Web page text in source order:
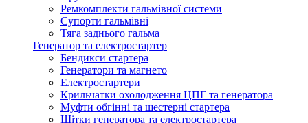
Ремкомплекти гальмівної системи
Супорти гальмівні
Тяга заднього гальма
Генератор та електростартер
Бендикси стартера
Генератори та магнето
Електростартери
Крильчатки охолодження ЦПГ та генератора
Муфти обгінні та шестерні стартера
Щітки генератора та електростартера